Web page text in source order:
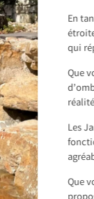
En
qui
Que
Les
Que